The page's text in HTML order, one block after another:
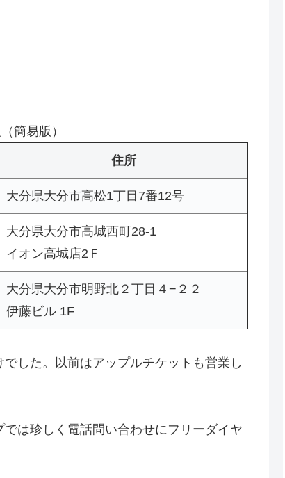
簡易版）
住所
大分県大分市高松1丁目7番12号
大分県大分市高城西町28-1
イオン高城店2Ｆ
大分県大分市明野北２丁目４−２２
伊藤ビル 1F
した。以前はアップルチケットも営業し
は珍しく電話問い合わせにフリーダイヤ